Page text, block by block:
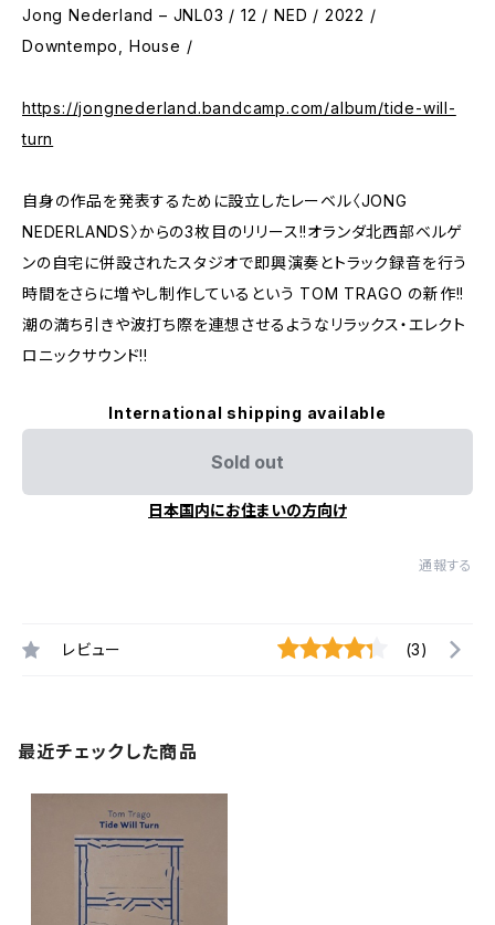
Jong Nederland – JNL03 / 12 / NED / 2022 /
Downtempo, House /
https://jongnederland.bandcamp.com/album/tide-will-
turn
自身の作品を発表するために設立したレーベル〈JONG
NEDERLANDS〉からの3枚目のリリース!!オランダ北西部ベルゲ
ンの自宅に併設されたスタジオで即興演奏とトラック録音を行う
時間をさらに増やし制作しているという TOM TRAGO の新作!!
潮の満ち引きや波打ち際を連想させるようなリラックス・エレクト
ロニックサウンド!!
International shipping available
Sold out
日本国内にお住まいの方向け
通報する
レビュー (3)
最近チェックした商品